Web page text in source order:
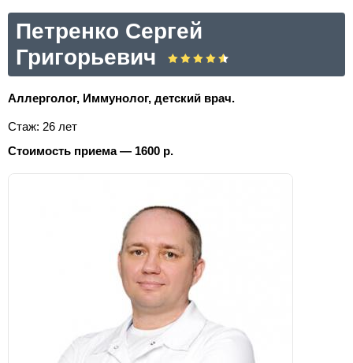
Петренко Сергей
Григорьевич
Аллерголог, Иммунолог, детский врач.
Стаж: 26 лет
Стоимость приема — 1600 р.